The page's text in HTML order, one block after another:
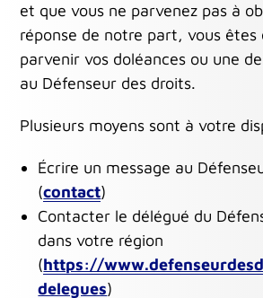
et que vous ne parvenez pas à
réponse de notre part, vous
parvenir vos doléances ou une
au Défenseur des droits.
Plusieurs moyens sont à votre
Écrire un message au
(contact)
Contacter le délégué du
dans votre région
(https://
delegues)